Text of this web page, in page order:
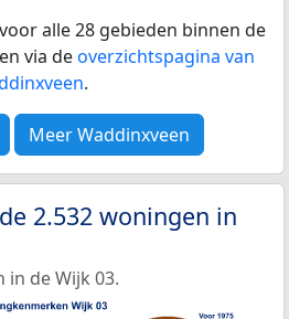
alle 28 gebieden binnen de
via deoverzichtspagina van
.
Meer Waddinxveen
2.532 woningen in
in de Wijk 03.